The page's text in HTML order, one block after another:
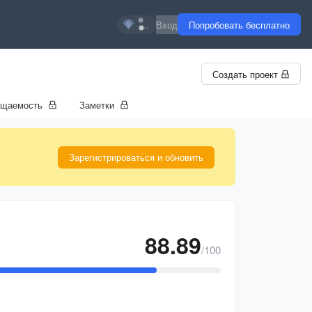
... Вход Попробовать бесплатно
Создать проект
Заметки
Зарегистрироваться и обновить
88.89/100